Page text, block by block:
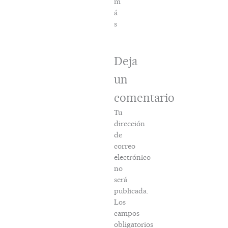
á
s
Deja
un
comentario
Tu
dirección
de
correo
electrónico
no
será
publicada.
Los
campos
obligatorios